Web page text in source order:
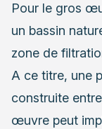
Pour le gros
un bassin
zone de
A ce titre, une
construite
œuvre peut